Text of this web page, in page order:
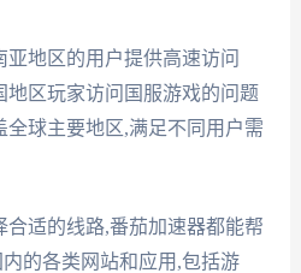
地区的用户提供高速访问
地区玩家访问国服游戏的问题
全球主要地区,满足不同用户需
适的线路,番茄加速器都能帮
的各类网站和应用,包括游